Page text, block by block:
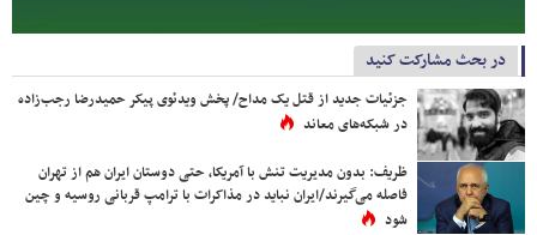
در بحث مشارکت کنید
جزئیات جدید از قتل یک مداح/ پخش ویدئوی پیکر حمیدرضا رجب‌زاده
در شبکه‌های معاند
ظریف: بدون مدیریت تنش با آمریکا، حتی دوستان ایران هم از تهران
فاصله می‌گیرند/ایران نباید در مذاکرات با ترامپ قربانی روسیه و چین
شود